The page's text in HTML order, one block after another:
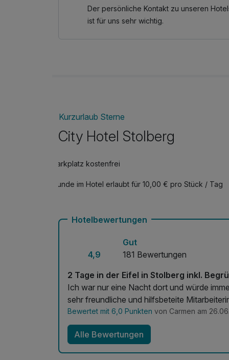
Der persönliche Kontakt zu unseren
ist für uns sehr wichtig.
Kurzurlaub Sterne
City Hotel Stolberg
Parkplatz kostenfrei
Hunde im Hotel erlaubt für 10,00 € pro Stück / Tag
Hotelbewertungen
4,9
Gut
181 Bewertungen
2 Tage in der Eifel in Stolberg inkl.
Ich war nur eine Nacht dort und würde
sehr freundliche und hilfsbeteite
Bewertet mit 6,0 Punkten von Carmen am
Alle Bewertungen